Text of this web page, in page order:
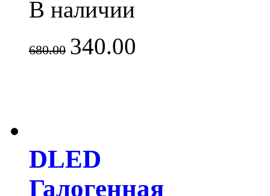
В наличии
680.00 340.00
DLED
Галогенная